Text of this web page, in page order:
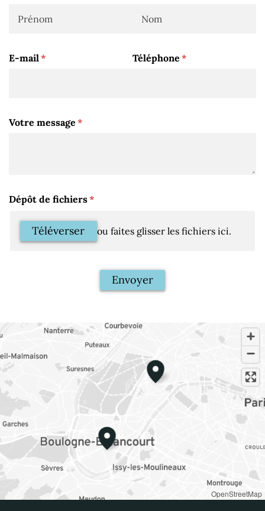
E-mail*
(requis) Téléphone *
(requis)
Votre message *
(requis)
Dépôt de fichiers*
(requis)
Téléverser ou faites glisser les fichiers ici.
Envoyer
OpenStreetMap